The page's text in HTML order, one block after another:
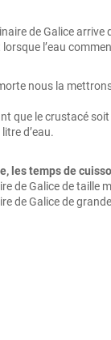
de Galice
l’eau
nous la
que le crustacé
d’eau.
les temps de
de Galice de taille
de Galice de